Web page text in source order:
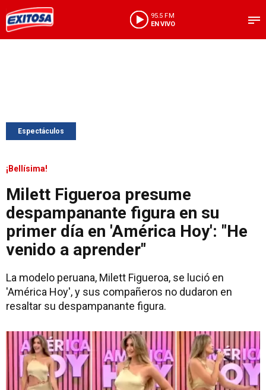
95.5 FM
EN VIVO
Espectáculos
¡Bellísima!
Milett Figueroa presume
despampanante figura en su
primer día en 'América Hoy': "He
venido a aprender"
La modelo peruana, Milett Figueroa, se lució en
'América Hoy', y sus compañeros no dudaron en
resaltar su despampanante figura.